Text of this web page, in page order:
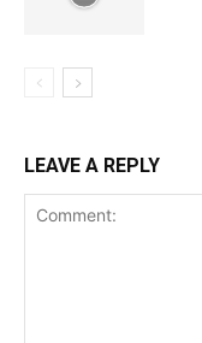
LEAVE A REPLY